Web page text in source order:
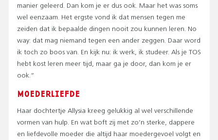
manier geleerd. Dan kom je er dus ook. Maar het was soms
wel eenzaam. Het ergste vond ik dat mensen tegen me
zeiden dat ik bepaalde dingen nooit zou kunnen leren. No
way: dat mag niemand tegen een ander zeggen. Daar word
ik toch zo boos van. En kijk nu: ik werk, ik studeer. Als je TOS
hebt kost leren meer tijd, maar ga je door, dan kom je er
ook.”
MOEDERLIEFDE
Haar dochtertje Allysia kreeg gelukkig al wel verschillende
vormen van hulp. En wat boft zij met zo’n sterke, dappere
en liefdevolle moeder die altijd haar moedergevoel volgt en